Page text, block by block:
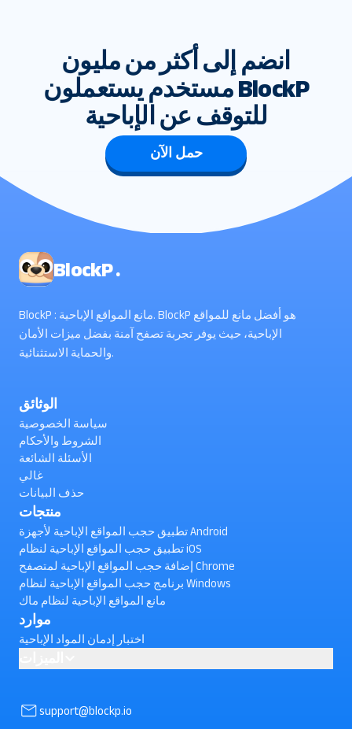
انضم إلى أكثر من مليون
مستخدم يستعملون BlockP
للتوقف عن الإباحية
حمل الآن
BlockP .
BlockP : مانع المواقع الإباحية. BlockP هو أفضل مانع للمواقع
الإباحية، حيث يوفر تجربة تصفح آمنة بفضل ميزات الأمان
والحماية الاستثنائية.
الوثائق
سياسة الخصوصية
الشروط والأحكام
الأسئلة الشائعة
غالي
حذف البيانات
منتجات
تطبيق حجب المواقع الإباحية لأجهزة Android
تطبيق حجب المواقع الإباحية لنظام iOS
إضافة حجب المواقع الإباحية لمتصفح Chrome
برنامج حجب المواقع الإباحية لنظام Windows
مانع المواقع الإباحية لنظام ماك
موارد
اختبار إدمان المواد الإباحية
(تم التحقق)
support@blockp.io